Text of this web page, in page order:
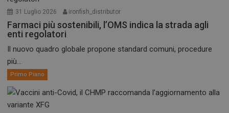
31 Luglio 2026 ironfish_distributor
Farmaci più sostenibili, l’OMS indica la strada agli
enti regolatori
Il nuovo quadro globale propone standard comuni, procedure
più...
Primo Piano